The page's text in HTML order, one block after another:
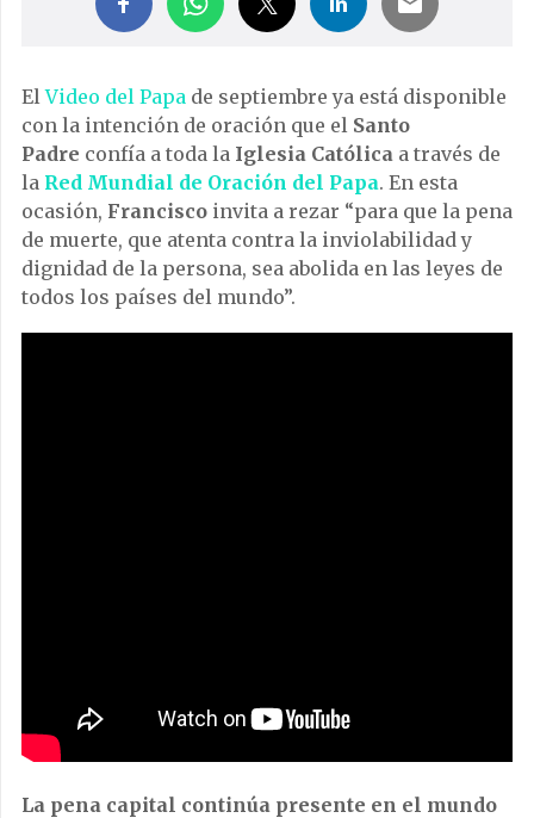
ElVideo del Papa de septiembre ya está disponible
con la intención de oración que el Santo
Padre confía a toda la Iglesia Católica a través de
la Red Mundial de Oración del Papa. En esta
ocasión, Francisco invita a rezar “para que la pena
de muerte, que atenta contra la inviolabilidad y
dignidad de la persona, sea abolida en las leyes de
todos los países del mundo”.
La pena capital continúa presente en el mundo